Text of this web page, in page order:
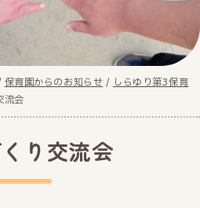
保育園からのお知らせ / しらゆり第3保育
流会
り交流会